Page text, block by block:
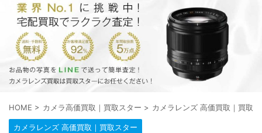
HOME > カメラ高価買取｜買取スター > カメラレンズ 高価買取｜買取
カメラレンズ 高価買取｜買取スター